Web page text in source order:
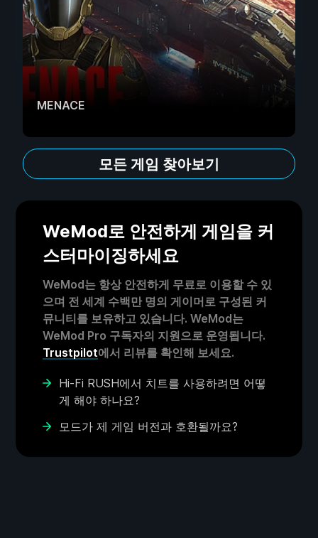
MENACE
모든 게임 찾아보기
WeMod로 안전하게 게임을 커
스터마이징하세요
WeMod는 항상 안전하게 무료로 이용할 수 있
으며 전 세계 수백만 명의 게이머로 구성된 커
뮤니티를 보유하고 있습니다. WeMod는
WeMod Pro 구독자의 지원으로 운영됩니다.
Trustpilot에서 리뷰를 확인해 보세요.
Hi-Fi RUSH에서 치트를 사용하려면 어떻
게 해야 하나요?
모드가 제 게임 버전과 호환될까요?